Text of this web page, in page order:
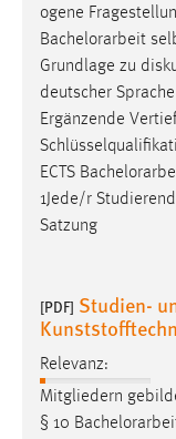
ogene
Bachelorarbeit
Grundlage zu
deutscher
Ergänzende
ECTS
1Jede/r
Satzung
[PDF] Studien-
Relevanz:
Mitgliedern
§ 10